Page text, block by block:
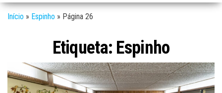
Início » Espinho » Página 26
Etiqueta: Espinho